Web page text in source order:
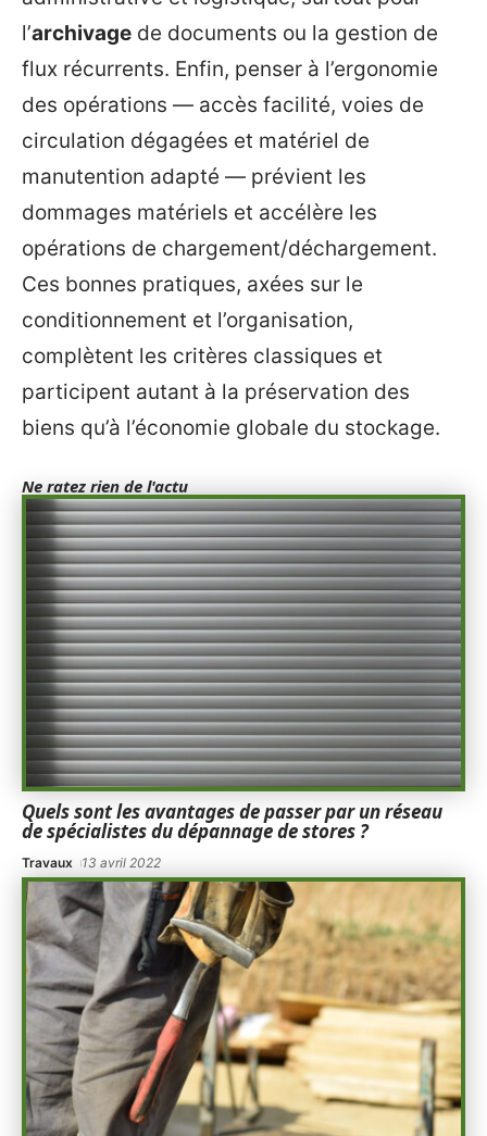
l’archivage de documents ou la gestion de
flux récurrents. Enfin, penser à l’ergonomie
des opérations — accès facilité, voies de
circulation dégagées et matériel de
manutention adapté — prévient les
dommages matériels et accélère les
opérations de chargement/déchargement.
Ces bonnes pratiques, axées sur le
conditionnement et l’organisation,
complètent les critères classiques et
participent autant à la préservation des
biens qu’à l’économie globale du stockage.
Ne ratez rien de l'actu
Quels sont les avantages de passer par un réseau
de spécialistes du dépannage de stores ?
Travaux 13 avril 2022